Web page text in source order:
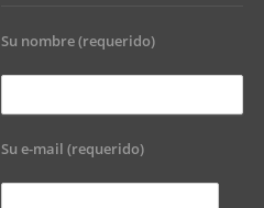
Su nombre (requerido)
Su e-mail (requerido)